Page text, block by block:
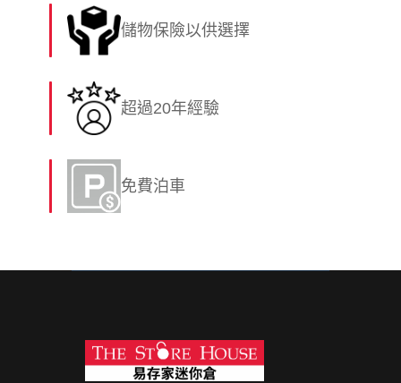
儲物保險以供選擇
超過20年經驗
免費泊車